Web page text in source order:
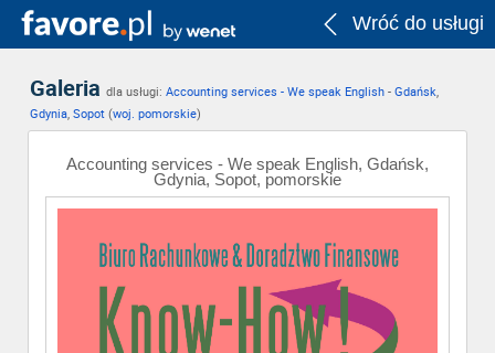
Wróć do usługi
Galeria dla usługi: Accounting services - We speak English - Gdańsk,
Gdynia, Sopot (woj. pomorskie)
Accounting services - We speak English, Gdańsk,
Gdynia, Sopot, pomorskie